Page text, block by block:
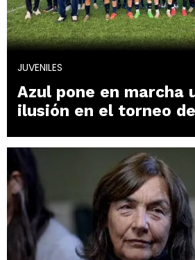
JUVENILES
Azul pone en marcha
ilusión en el torneo